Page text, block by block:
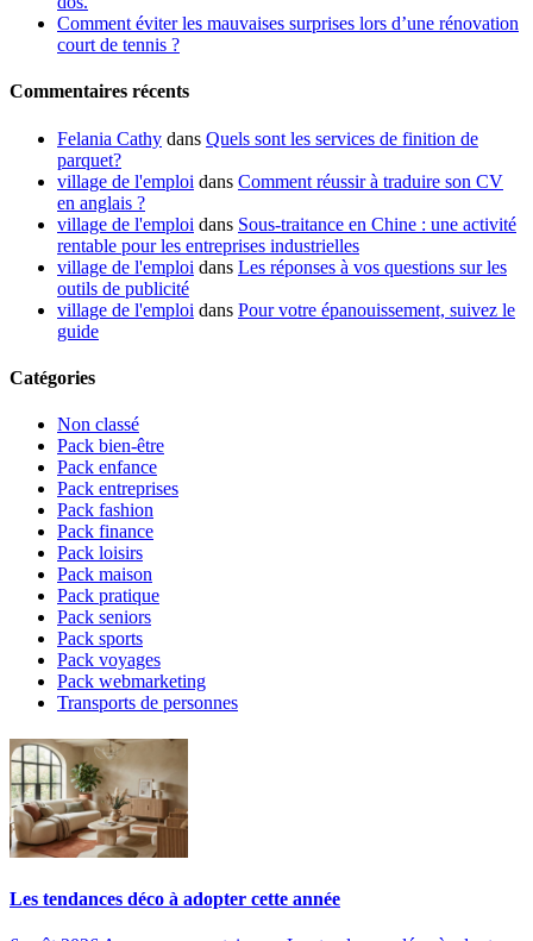
Comment éviter les mauvaises surprises lors d’une rénovation
court de tennis ?
Commentaires récents
Felania Cathy dans Quels sont les services de finition de
parquet?
village de l'emploi dans Comment réussir à traduire son CV
en anglais ?
village de l'emploi dans Sous-traitance en Chine : une activité
rentable pour les entreprises industrielles
village de l'emploi dans Les réponses à vos questions sur les
outils de publicité
village de l'emploi dans Pour votre épanouissement, suivez le
guide
Catégories
Non classé
Pack bien-être
Pack enfance
Pack entreprises
Pack fashion
Pack finance
Pack loisirs
Pack maison
Pack pratique
Pack seniors
Pack sports
Pack voyages
Pack webmarketing
Transports de personnes
Les tendances déco à adopter cette année